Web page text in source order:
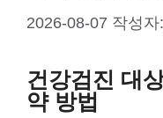
2026-08-07 작성자:
건강검진 대
약 방법